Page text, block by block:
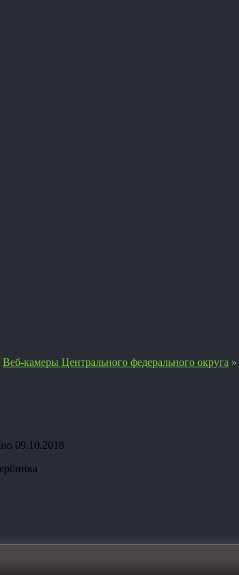
Веб-камеры Центрального федерального округа »
09.10.2018